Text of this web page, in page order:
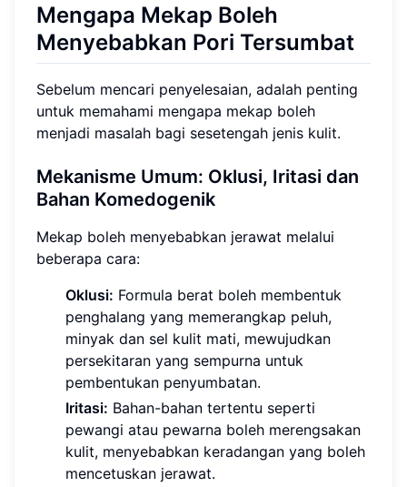
Mengapa Mekap Boleh
Menyebabkan Pori Tersumbat
Sebelum mencari penyelesaian, adalah penting
untuk memahami mengapa mekap boleh
menjadi masalah bagi sesetengah jenis kulit.
Mekanisme Umum: Oklusi, Iritasi dan
Bahan Komedogenik
Mekap boleh menyebabkan jerawat melalui
beberapa cara:
Oklusi: Formula berat boleh membentuk
penghalang yang memerangkap peluh,
minyak dan sel kulit mati, mewujudkan
persekitaran yang sempurna untuk
pembentukan penyumbatan.
Iritasi: Bahan-bahan tertentu seperti
pewangi atau pewarna boleh merengsakan
kulit, menyebabkan keradangan yang boleh
mencetuskan jerawat.